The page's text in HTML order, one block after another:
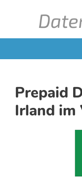
Prepaid
Irland im